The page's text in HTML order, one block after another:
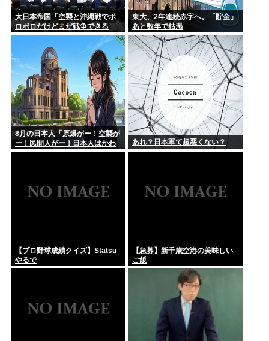
大日本帝国「空襲と沖縄戦でボ
ロボロだけどまだ戦争できる
ぞ！」言うほどか？
東大、2年連続赤字へ。「貯金」
あと数年で枯渇
8月の日本人「原爆がー！空襲が
ー！民間人がー！日本人はかわ
いそうな被害者！」→いやおま
あれ？日本軍て超悪くない？
【プロ野球成績クイズ】Statsu
やるで
【急募】新千歳空港の美味しい
ご飯